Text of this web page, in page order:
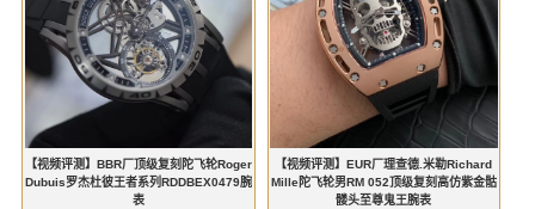
【视频评测】BBR厂顶级复刻陀飞轮Roger
Dubuis罗杰杜彼王者系列RDDBEX0479腕
表
【视频评测】EUR厂理查德.米勒Richard
Mille陀飞轮男RM 052顶级复刻高仿紫金骷
髅头至尊鬼王腕表